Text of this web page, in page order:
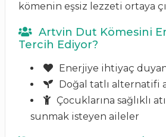
kömenin eşsiz lezzeti ortaya
Artvin Dut Kömesini
Tercih Ediyor?
Enerjiye ihtiyaç
Doğal tatlı alternatifi
Çocuklarına sağlıklı
sunmak isteyen aileler